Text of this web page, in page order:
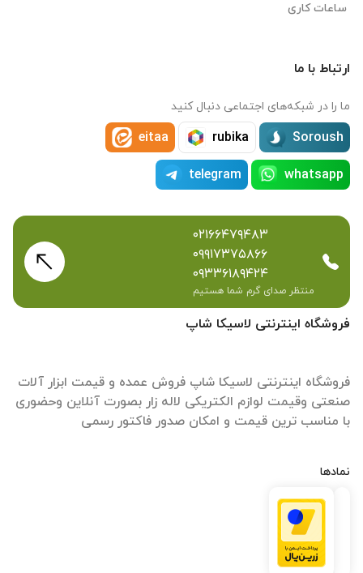
فروشگاه اینترنتی لاسیکا شاپ
فروشگاه اینترنتی لاسیکا شاپ فروش عمده و قیمت ابزار آلات
صنعتی وقیمت لوازم الکتریکی لاله زار بصورت آنلاین وحضوری
با مناسب ترین قیمت و امکان صدور فاکتور رسمی
نمادها
ساعات کاری
ارتباط با ما
ما را در شبکه‌های اجتماعی دنبال کنید
Soroush
rubika
eitaa
whatsapp
telegram
۰۲۱۶۶۴۷۹۴۸۳
۰۹۹۱۷۳۷۵۸۶۶
۰۹۳۳۶۱۸۹۴۲۴
منتظر صدای گرم شما هستیم